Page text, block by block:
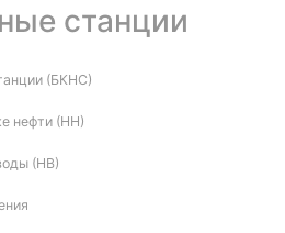
станции
(БКНС)
нефти (НН)
(НВ)